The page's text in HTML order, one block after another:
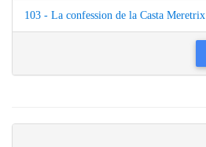
103 - La confession de la Casta Meretrix